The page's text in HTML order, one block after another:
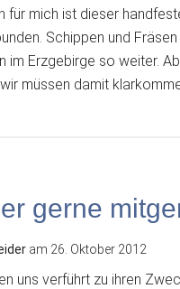
für mich ist dieser
Schippen und
im Erzgebirge so weiter.
müssen damit
gerne
am 26. Oktober 2012
uns verführt zu ihren